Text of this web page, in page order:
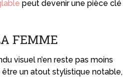
peut devenir une pièce clé
FEMME
visuel n’en reste pas moins
un atout stylistique notable,